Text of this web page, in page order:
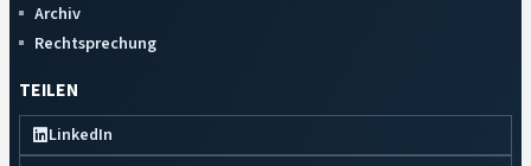
Archiv
Rechtsprechung
TEILEN
LinkedIn